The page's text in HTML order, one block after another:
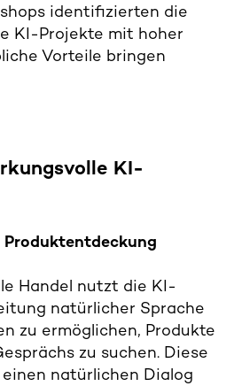
identifizierten die
KI-Projekte mit hoher
Vorteile bringen
KI-
Produktentdeckung
Handel nutzt die KI-
natürlicher Sprache
zu ermöglichen, Produkte
zu suchen. Diese
natürlichen Dialog